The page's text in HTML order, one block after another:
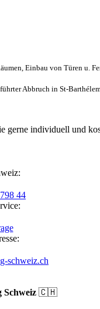
Einbau von Türen u.
Abbruch in St-
gerne individuell und
44
schweiz.ch
🇨🇭